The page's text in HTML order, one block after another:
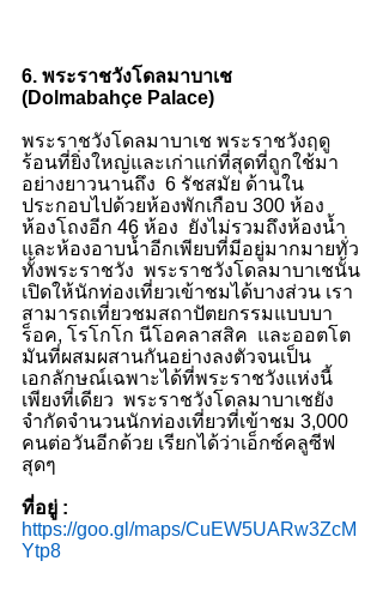
6. พระราชวังโดลมาบาเช
(Dolmabahçe Palace)
พระราชวังโดลมาบาเช พระราชวังฤดู
ร้อนที่ยิ่งใหญ่และเก่าแก่ที่สุดที่ถูกใช้มา
อย่างยาวนานถึง  6 รัชสมัย ด้านใน
ประกอบไปด้วยห้องพักเกือบ 300 ห้อง
ห้องโถงอีก 46 ห้อง  ยังไม่รวมถึงห้องน้ำ
และห้องอาบน้ำอีกเพียบที่มีอยู่มากมายทั่ว
ทั้งพระราชวัง  พระราชวังโดลมาบาเชนั้น
เปิดให้นักท่องเที่ยวเข้าชมได้บางส่วน เรา
สามารถเที่ยวชมสถาปัตยกรรมแบบบา
ร็อค, โรโกโก นีโอคลาสสิค  และออตโต
มันที่ผสมผสานกันอย่างลงตัวจนเป็น
เอกลักษณ์เฉพาะได้ที่พระราชวังแห่งนี้
เพียงที่เดียว  พระราชวังโดลมาบาเชยัง
จำกัดจำนวนนักท่องเที่ยวที่เข้าชม 3,000
คนต่อวันอีกด้วย เรียกได้ว่าเอ็กซ์คลูซีฟ
สุดๆ
ที่อยู่ :
https://goo.gl/maps/CuEW5UARw3ZcM
Ytp8